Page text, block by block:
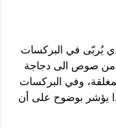
يُربّى في البركسات
يوم يكتمل -من صوص الى دجاجة
وفي البركسات
٤٠ يوما، وهذا يؤشر بوضوح على أن